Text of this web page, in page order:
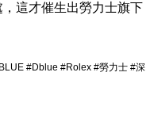
，這才催生出勞力士旗下
#Dblue #Rolex #勞力士 #深